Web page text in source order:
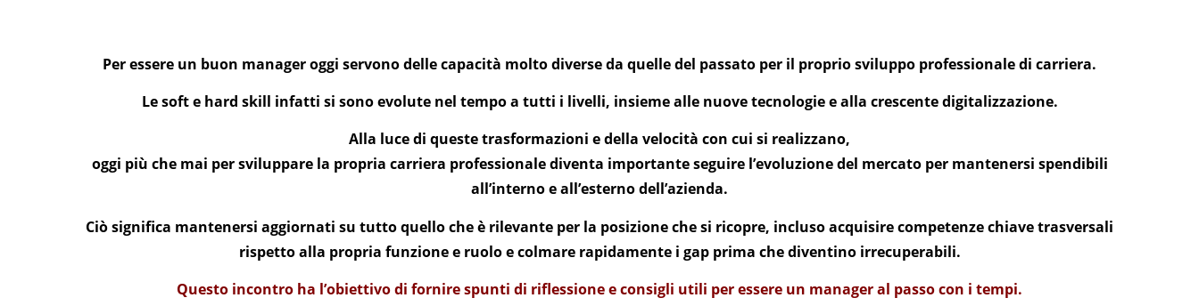
Per essere un buon manager oggi servono delle capacità molto diverse da quelle del passato per il proprio sviluppo professionale di carriera.
Le soft e hard skill infatti si sono evolute nel tempo a tutti i livelli, insieme alle nuove tecnologie e alla crescente digitalizzazione.
Alla luce di queste trasformazioni e della velocità con cui si realizzano,
oggi più che mai per sviluppare la propria carriera professionale diventa importante seguire l’evoluzione del mercato per mantenersi spendibili
all’interno e all’esterno dell’azienda.
Ciò significa mantenersi aggiornati su tutto quello che è rilevante per la posizione che si ricopre, incluso acquisire competenze chiave trasversali
rispetto alla propria funzione e ruolo e colmare rapidamente i gap prima che diventino irrecuperabili.
Questo incontro ha l’obiettivo di fornire spunti di riflessione e consigli utili per essere un manager al passo con i tempi.